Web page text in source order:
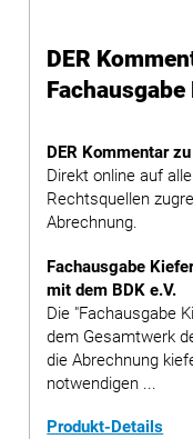
DER
DER Kommentar
Direkt online auf
Rechtsquellen
Abrechnung.
Fachausgabe
mit dem BDK e.V.
Die "Fachausgabe
dem Gesamtwerk
die Abrechnung
notwendigen ...
Produkt-Details